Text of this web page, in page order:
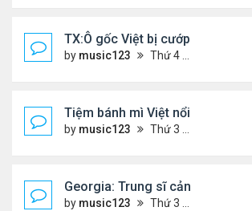
TX:Ô gốc Việt bị cướp sát hại
by music123 Thứ 4 Tháng 1 21, 2026 7:08 pm
Tiệm bánh mì Việt nổi tiếng ở
by music123 Thứ 3 Tháng 1 20, 2026 3:10 pm
Georgia: Trung sĩ cảnh sát gốc
by music123 Thứ 3 Tháng 1 20, 2026 2:48 pm